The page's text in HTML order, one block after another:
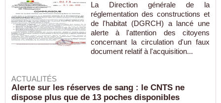
La Direction générale de la
réglementation des constructions et
de l'habitat (DGRCH) a lancé une
alerte à l'attention des citoyens
concernant la circulation d'un faux
document relatif à l'acquisition...
ACTUALITÉS
Alerte sur les réserves de sang : le CNTS ne
dispose plus que de 13 poches disponibles